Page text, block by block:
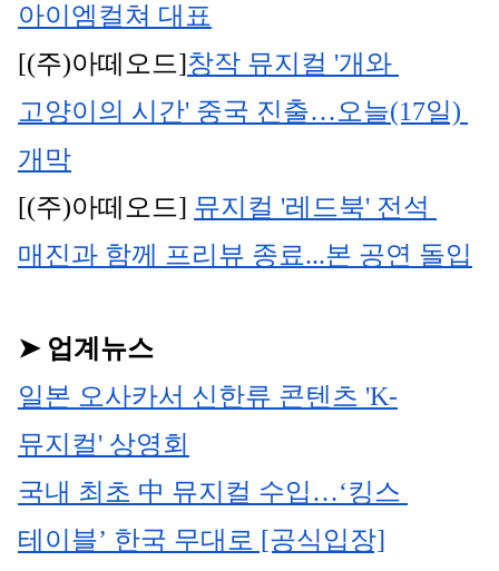
아이엠컬쳐 대표
[(주)아떼오드]창작 뮤지컬 '개와
고양이의 시간' 중국 진출…오늘(17일)
개막
[(주)아떼오드] 뮤지컬 '레드북' 전석
매진과 함께 프리뷰 종료...본 공연 돌입
➤ 업계뉴스
일본 오사카서 신한류 콘텐츠 'K-
뮤지컬' 상영회
국내 최초 中 뮤지컬 수입…‘킹스
테이블’ 한국 무대로 [공식입장]